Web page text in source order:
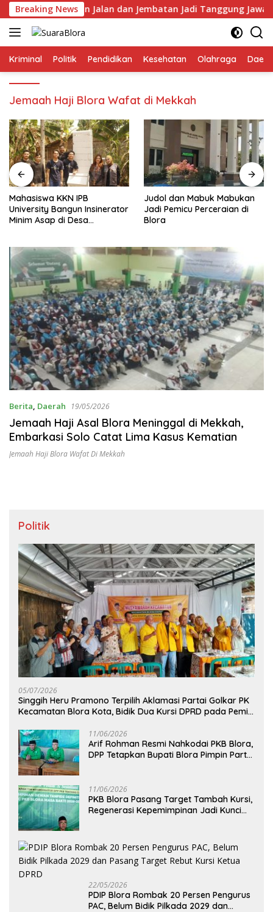
Langsung
ke
konten
Breaking NewsJalan dan Jembatan Jadi Tanggung Jawab
Kriminal Politik Pendidikan Kesehatan Olahraga
Jemaah Haji Blora Wafat di Mekkah
Mahasiswa KKN IPB
University Bangun Insinerator
Minim Asap di Desa
Lingkungan ‎
Judol dan Mabuk Mabukan
Jadi Pemicu Perceraian di
Blora
Berita, Daerah 19/05/2026
Jemaah Haji Asal Blora Meninggal di Mekkah,
Embarkasi Solo Catat Lima Kasus Kematian
Jemaah Haji Blora Wafat Di Mekkah
Politik
05/07/2026
Singgih Heru Pramono Terpilih Aklamasi Partai Golkar PK
Kecamatan Blora Kota, Bidik Dua Kursi DPRD pada Pemilu
11/06/2026
Arif Rohman Resmi Nahkodai PKB Blora,
DPP Tetapkan Bupati Blora Pimpin Partai
11/06/2026
PKB Blora Pasang Target Tambah Kursi,
Regenerasi Kepemimpinan Jadi Kunci
22/05/2026
PDIP Blora Rombak 20 Persen Pengurus
PAC, Belum Bidik Pilkada 2029 dan